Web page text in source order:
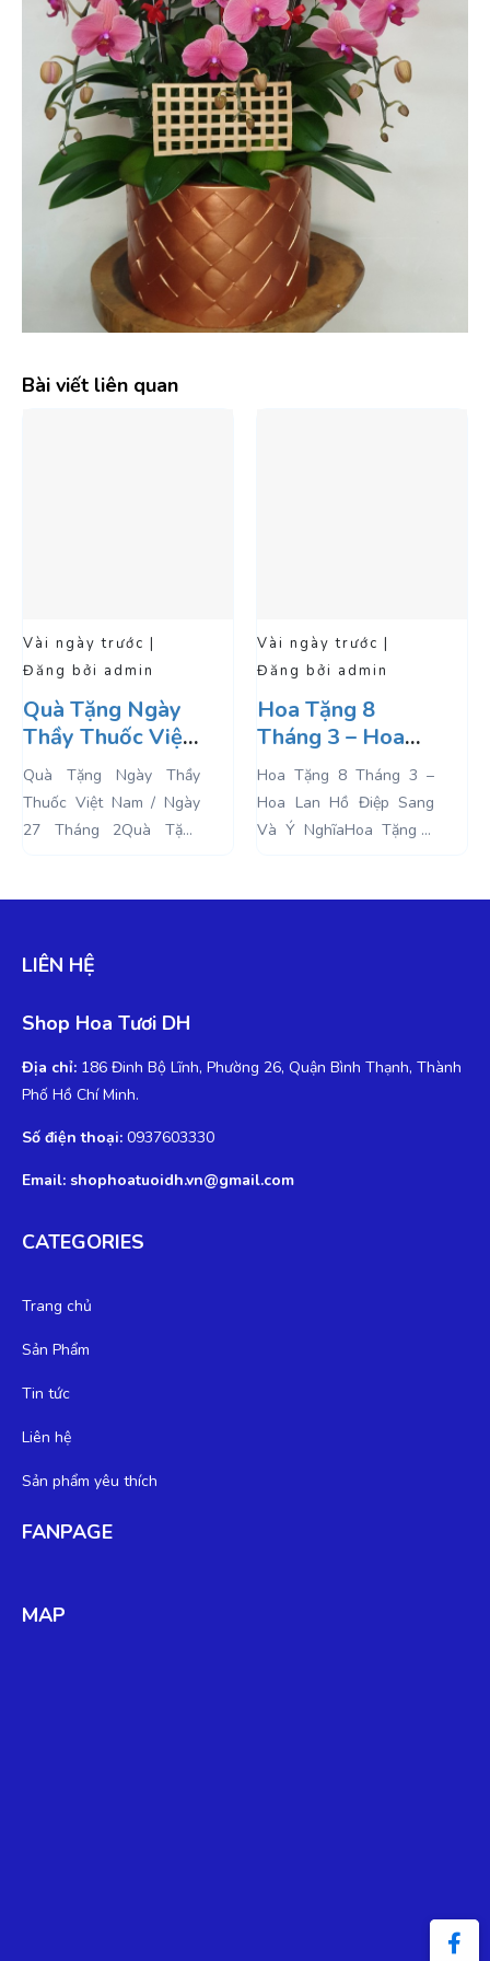
Bài viết liên quan
Vài ngày trước |
Đăng bởi admin
Quà Tặng Ngày
Thầy Thuốc Việt
Nam / Ngày 27
Tháng 2
Quà Tặng Ngày Thầy
Thuốc Việt Nam / Ngày
27 Tháng 2Quà Tặng
Vài ngày trước |
Đăng bởi admin
Hoa Tặng 8
Tháng 3 – Hoa
Lan Hồ Điệp
Sang Và Ý Nghĩa
Hoa Tặng 8 Tháng 3 –
Hoa Lan Hồ Điệp Sang
Và Ý NghĩaHoa Tặng 8
LIÊN HỆ
Shop Hoa Tươi DH
Địa chỉ: 186 Đinh Bộ Lĩnh, Phường 26, Quận Bình Thạnh, Thành
Phố Hồ Chí Minh.
Số điện thoại: 0937603330
Email: shophoatuoidh.vn@gmail.com
CATEGORIES
Trang chủ
Sản Phẩm
Tin tức
Liên hệ
Sản phẩm yêu thích
FANPAGE
MAP